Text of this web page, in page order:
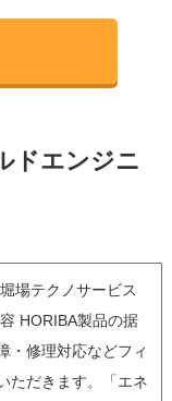
ドエンジニ
場テクノサービス
HORIBA製品の据
・修理対応などフィ
ただきます。「エネ